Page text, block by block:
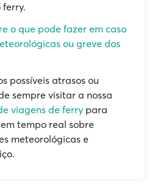
o que pode fazer em caso
ou greve dos
possíveis atrasos ou
sempre visitar a nossa
viagens de ferry para
tempo real sobre
meteorológicas e